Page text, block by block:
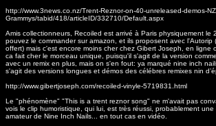
http://www.3news.co.nz/Trent-Reznor-on-40-unreleased-demos-
Grammys/tabid/418/articleID/332710/Default.aspx
Amis collectionneurs, Recoiled est arrivé à Paris physiquement le
pouvez le commander sur amazon, et ils proposent avec l'Autorip
offert) mais c'est encore moins cher chez Gibert Joseph, en ligne
ca fait cher le morceau unique, puisqu'il s'agit de la version
avec un remix en plus, mais on s'en fout: ya marqué nine inch
s'agit des versions longues et démos des célébres remixes nin
http://www.gibertjoseph.com/recoiled-vinyle-5719831.html
Le "phénomène" "This is a trent reznor song" ne m'avait pas
vois le clip humoristique, qui lui, est très réussi, probablement
amateur de Nine Inch Nails... en tout cas en vidéo.